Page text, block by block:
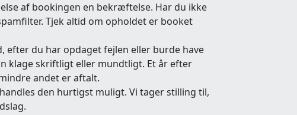
af bookingen en bekræftelse. Har du ikke
Tjek altid om opholdet er booket
efter du har opdaget fejlen eller burde have
klage skriftligt eller mundtligt. Et år efter
andet er aftalt.
den hurtigst muligt. Vi tager stilling til,